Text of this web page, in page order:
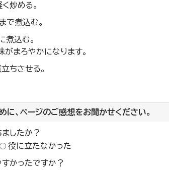
炒める。
で煮込む。
煮込む。
まろやかになります。
ちさせる。
に、ページのご感想をお聞かせください。
したか？
役に立たなかった
かったですか？